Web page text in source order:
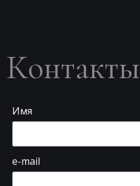
Контакты
Имя
e-mail